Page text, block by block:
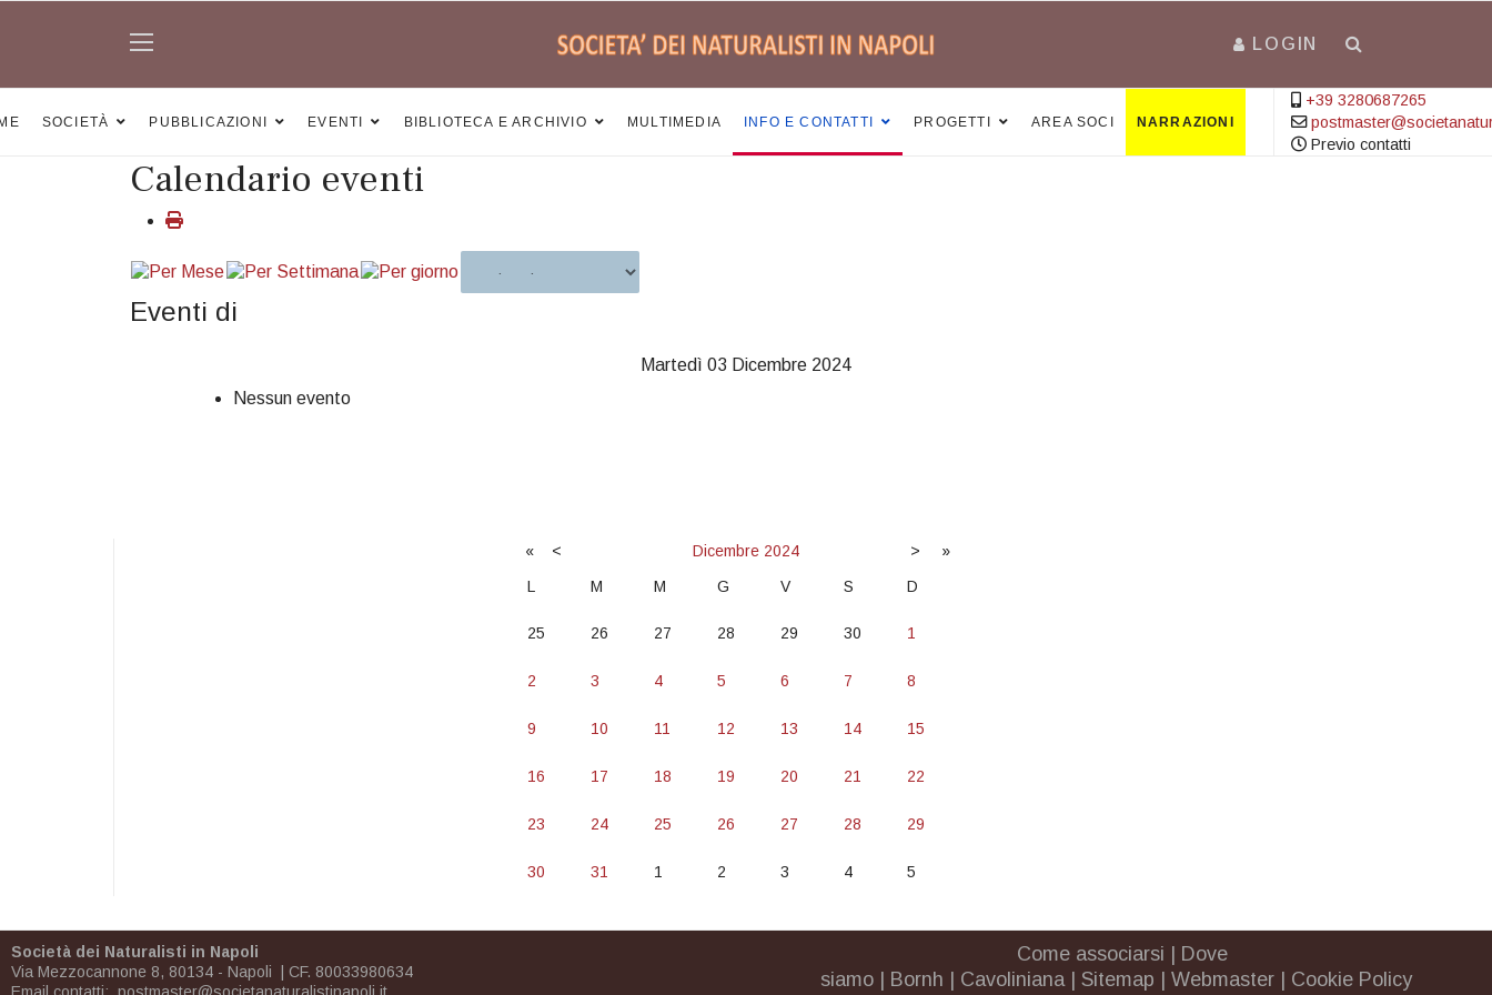
LOGIN
SOCIETÀ PUBBLICAZIONI EVENTI BIBLIOTECA E ARCHIVIO MULTIMEDIA INFO E CONTATTI PROGETTI AREA SOCI NARRAZIONI
+39 3280687265
Previo contatti
Calendario eventi
Eventi di
Martedì 03 Dicembre 2024
Nessun evento
« < Dicembre 2024 >
»
L
M M G V S D
25 26 27 28 29 30 1
2 3 4 5 6 7 8
9 10 11 12 13 14 15
16 17 18 19 20 21 22
23 24 25 26 27 28 29
30 31 1 2 3 4 5
Società dei Naturalisti in Napoli
Via Mezzocannone 8, 80134 - Napoli | CF. 80033980634
Come associarsi
Dove
siamo
Bornh Cavoliniana| Sitemap Webmaster Cookie Policy